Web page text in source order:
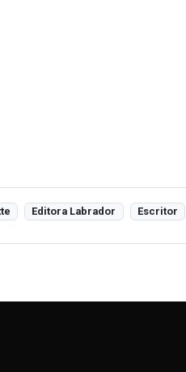
Editora Labrador Escritor